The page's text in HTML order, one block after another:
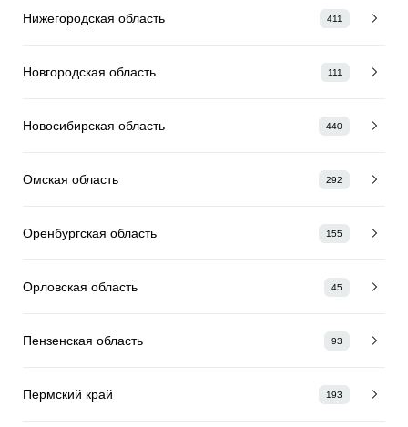
Нижегородская область 411
Новгородская область 111
Новосибирская область 440
Омская область 292
Оренбургская область 155
Орловская область 45
Пензенская область 93
Пермский край 193